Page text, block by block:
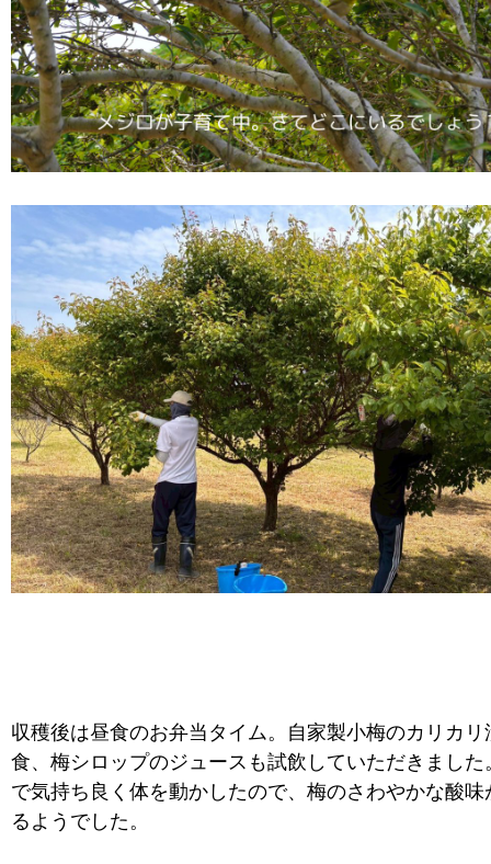
収穫後は昼食のお弁当タイム。自家製小梅のカリカリ
食、梅シロップのジュースも試飲していただきました
で気持ち良く体を動かしたので、梅のさわやかな酸味
るようでした。